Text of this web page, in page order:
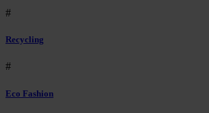
#
Recycling
#
Eco Fashion